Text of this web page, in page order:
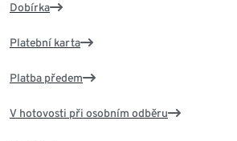
Dobírka
Platební karta
Platba předem
V hotovosti při osobním odběru